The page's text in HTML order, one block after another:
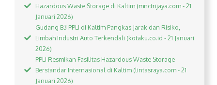
Hazardous Waste Storage di Kaltim (mnctrijaya.com - 21
Januari 2026)
Gudang B3 PPLI di Kaltim Pangkas Jarak dan Risiko,
Limbah Industri Auto Terkendali (kotaku.co.id - 21 Januari
2026)
PPLI Resmikan Fasilitas Hazardous Waste Storage
Berstandar Internasional di Kaltim (lintasraya.com - 21
Januari 2026)